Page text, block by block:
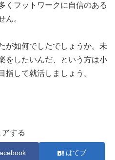
くフットワークに自信のある
ん。
が如何でしたでしょうか。未
をしたいんだ、という方は小
指して就活しましょう。
アする
はてブ